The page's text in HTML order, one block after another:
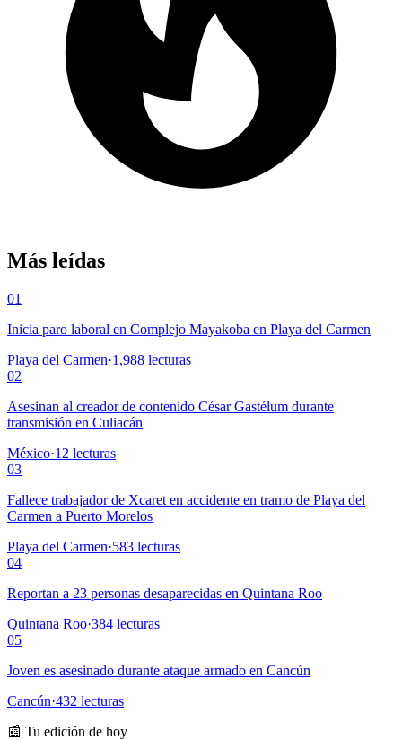
Más leídas
01
Inicia paro laboral en Complejo Mayakoba en Playa del Carmen
Playa del Carmen·1,988 lecturas
02
Asesinan al creador de contenido César Gastélum durante
transmisión en Culiacán
México·12 lecturas
03
Fallece trabajador de Xcaret en accidente en tramo de Playa del
Carmen a Puerto Morelos
Playa del Carmen·583 lecturas
04
Reportan a 23 personas desaparecidas en Quintana Roo
Quintana Roo·384 lecturas
05
Joven es asesinado durante ataque armado en Cancún
Cancún·432 lecturas
📰 Tu edición de hoy